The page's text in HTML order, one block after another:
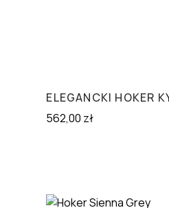
ELEGANCKI HOKER
562,00 zł